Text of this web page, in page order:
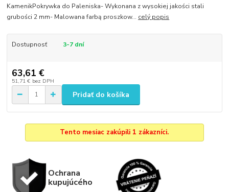
KamenikPokrywka do Paleniska- Wykonana z wysokiej jakości stali
grubości 2 mm- Malowana farbą proszkow... celý popis
Dostupnosť 3-7 dní
63,61 €
51,71 € bez DPH
Pridať do košíka
Tento mesiac zakúpili 1 zákazníci.
Ochrana
kupujúcého